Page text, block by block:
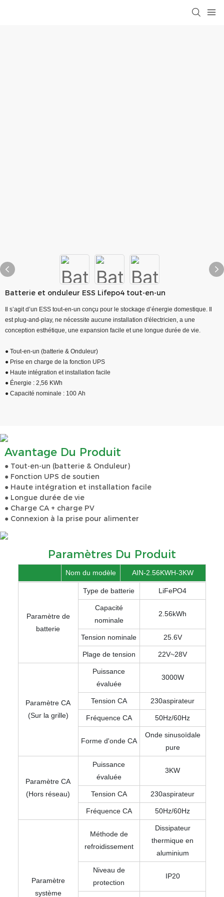
Batterie et onduleur ESS Lifepo4 tout-en-un
Il s’agit d’un ESS tout-en-un conçu pour le stockage d’énergie domestique. Il
est plug-and-play, ne nécessite aucune installation d'électricien, a une
conception esthétique, une expansion facile et une longue durée de vie.
● Tout-en-un (batterie & Onduleur)
● Prise en charge de la fonction UPS
● Haute intégration et installation facile
● Énergie : 2,56 KWh
● Capacité nominale : 100 Ah
Avantage Du Produit
● Tout-en-un (batterie & Onduleur)
● Fonction UPS de soutien
● Haute intégration et installation facile
● Longue durée de vie
● Charge CA + charge PV
● Connexion à la prise pour alimenter
Paramètres Du Produit
Nom du modèle AIN-2.56KWH-3KW
Paramètre de
batterie
Type de batterie LiFePO4
Capacité
nominale
2.56kWh
Tension nominale 25.6V
Plage de tension 22V~28V
Paramètre CA
(Sur la grille)
Puissance
évaluée
3000W
Tension CA 230aspirateur
Fréquence CA 50Hz/60Hz
Forme d'onde CA
Onde sinusoïdale
pure
Paramètre CA
(Hors réseau)
Puissance
évaluée
3KW
Tension CA 230aspirateur
Fréquence CA 50Hz/60Hz
Paramètre
système
Méthode de
refroidissement
Dissipateur
thermique en
aluminium
Niveau de
protection
IP20